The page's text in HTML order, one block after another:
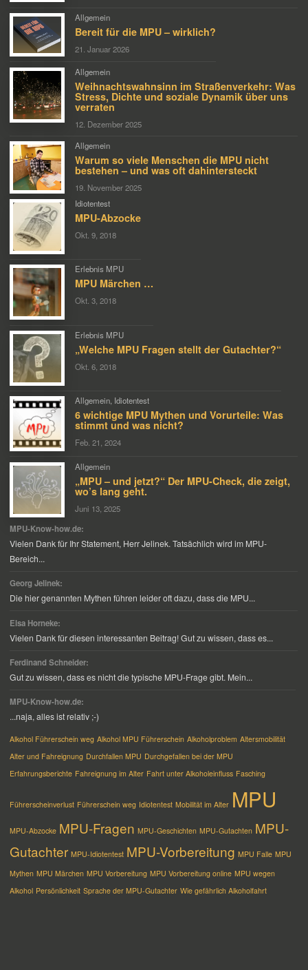
Allgemein
Bereit für die MPU – wirklich?
21. Januar 2026
Allgemein
Weihnachtswahnsinn im Straßenverkehr: Was
Stress, Dichte und soziale Dynamik über uns
verraten
12. Dezember 2025
Allgemein
Warum so viele Menschen die MPU nicht
bestehen – und was oft dahintersteckt
19. November 2025
Idiotentest
MPU-Abzocke
Okt. 9, 2018
Erlebnis MPU
MPU Märchen …
Okt. 3, 2018
Erlebnis MPU
„Welche MPU Fragen stellt der Gutachter?“
Okt. 6, 2018
Allgemein, Idiotentest
6 wichtige MPU Mythen und Vorurteile: Was
stimmt und was nicht?
Feb. 21, 2024
Allgemein
„MPU – und jetzt?“ Der MPU-Check, die zeigt,
wo’s lang geht.
Juni 13, 2025
MPU-Know-how.de:
Vielen Dank für Ihr Statement, Herr Jelinek. Tatsächlich wird im MPU-
Bereich...
Georg Jelinek:
Die hier genannten Mythen führen leider oft dazu, dass die MPU...
Elsa Horneke:
Vielen Dank für diesen interessanten Beitrag! Gut zu wissen, dass es...
Ferdinand Schneider:
Gut zu wissen, dass es nicht die typische MPU-Frage gibt. Mein...
MPU-Know-how.de:
...naja, alles ist relativ ;-)
Alkohol Führerschein weg Alkohol MPU Führerschein Alkoholproblem Altersmobilität
Alter und Fahreignung Durchfallen MPU Durchgefallen bei der MPU
Erfahrungsberichte Fahreignung im Alter Fahrt unter Alkoholeinfluss Fasching
Führerscheinverlust Führerschein weg Idiotentest Mobilität im Alter MPU
MPU-Abzocke MPU-Fragen MPU-Geschichten MPU-Gutachten MPU-
Gutachter MPU-Idiotentest MPU-Vorbereitung MPU Falle MPU
Mythen MPU Märchen MPU Vorbereitung MPU Vorbereitung online MPU wegen
Alkohol Persönlichkeit Sprache der MPU-Gutachter Wie gefährlich Alkoholfahrt